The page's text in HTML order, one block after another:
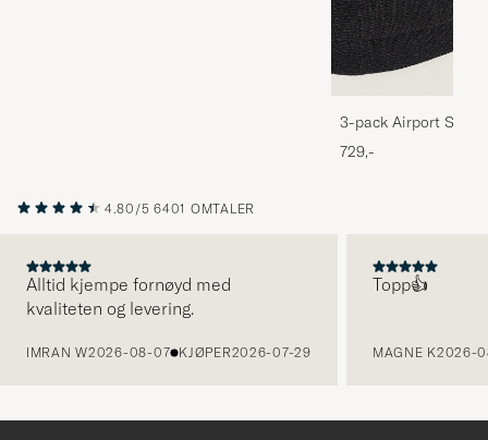
3-pack Airport
Melange
729,-
4.80/5 6401 OMTALER
Alltid kjempe fornøyd med
kvaliteten og levering.
IMRAN W2026-08-07 KJØPER2026-07-29
Topp👍
MAGNE K2026-